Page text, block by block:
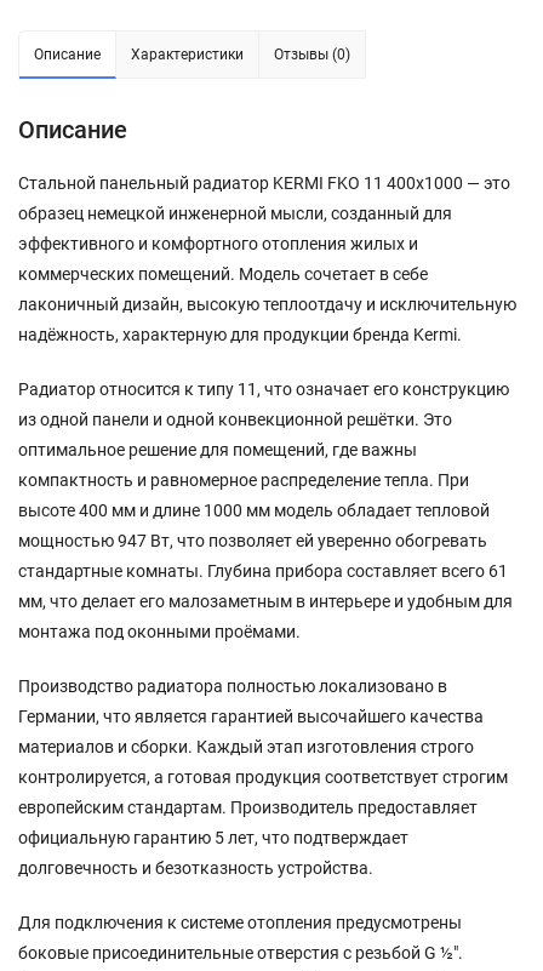
Описание Характеристики Отзывы (0)
Описание
Стальной панельный радиатор KERMI FKO 11 400x1000 — это
образец немецкой инженерной мысли, созданный для
эффективного и комфортного отопления жилых и
коммерческих помещений. Модель сочетает в себе
лаконичный дизайн, высокую теплоотдачу и исключительную
надёжность, характерную для продукции бренда Kermi.
Радиатор относится к типу 11, что означает его конструкцию
из одной панели и одной конвекционной решётки. Это
оптимальное решение для помещений, где важны
компактность и равномерное распределение тепла. При
высоте 400 мм и длине 1000 мм модель обладает тепловой
мощностью 947 Вт, что позволяет ей уверенно обогревать
стандартные комнаты. Глубина прибора составляет всего 61
мм, что делает его малозаметным в интерьере и удобным для
монтажа под оконными проёмами.
Производство радиатора полностью локализовано в
Германии, что является гарантией высочайшего качества
материалов и сборки. Каждый этап изготовления строго
контролируется, а готовая продукция соответствует строгим
европейским стандартам. Производитель предоставляет
официальную гарантию 5 лет, что подтверждает
долговечность и безотказность устройства.
Для подключения к системе отопления предусмотрены
боковые присоединительные отверстия с резьбой G ½".